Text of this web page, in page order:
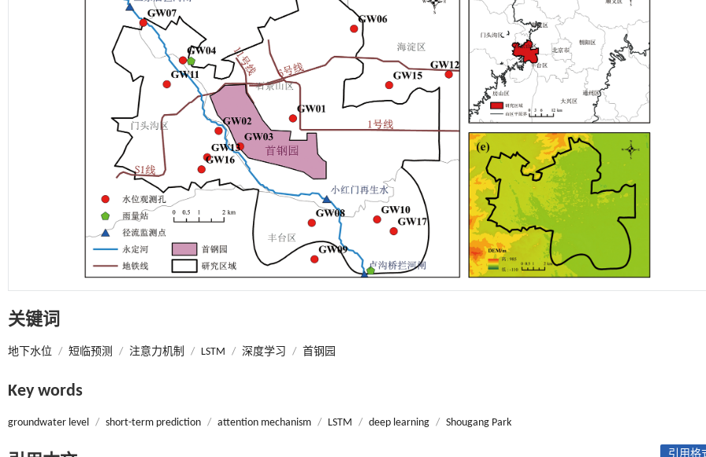
关键词
地下水位 / 短临预测 / 注意力机制 / LSTM / 深度学习 / 首钢园
Key words
groundwater level / short-term prediction / attention mechanism / LSTM / deep learning / Shougang Park
引用格